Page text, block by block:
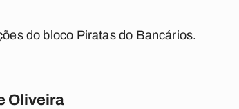
do bloco Piratas do Bancários.
Oliveira